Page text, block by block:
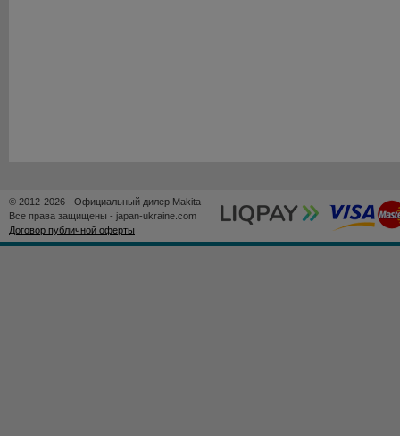
© 2012-2026 - Официальный дилер Makita
Все права защищены - japan-ukraine.com
Договор публичной оферты